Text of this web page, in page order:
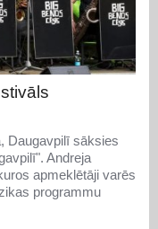
Daugavpilī sāksies
Andreja
apmeklētāji varēs
programmu